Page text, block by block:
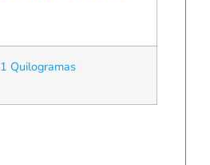
1 Quilogramas